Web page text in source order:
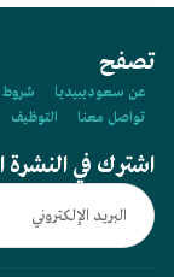
تصفح
عن سعوديبيديا شروط
تواصل معنا
التوظيف
اشترك في النشرة